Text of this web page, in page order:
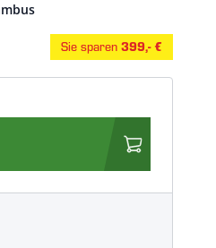
Sie sparen 399,- €